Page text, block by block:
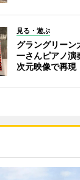
見る・遊ぶ
グラングリーン
一さんピアノ
次元映像で再現